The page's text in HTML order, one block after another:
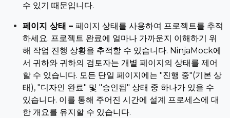
수 있기 때문입니다.
페이지 상태 – 페이지 상태를 사용하여 프로젝트를 추적
하세요. 프로젝트 완료에 얼마나 가까운지 이해하기 위
해 작업 진행 상황을 추적할 수 있습니다. NinjaMock에
서 귀하와 귀하의 검토자는 개별 페이지의 상태를 제어
할 수 있습니다. 모든 단일 페이지에는 "진행 중"(기본 상
태), "디자인 완료" 및 "승인됨" 상태 중 하나가 있을 수
있습니다. 이를 통해 주어진 시간에 설계 프로세스에 대
한 개요를 유지할 수 있습니다.